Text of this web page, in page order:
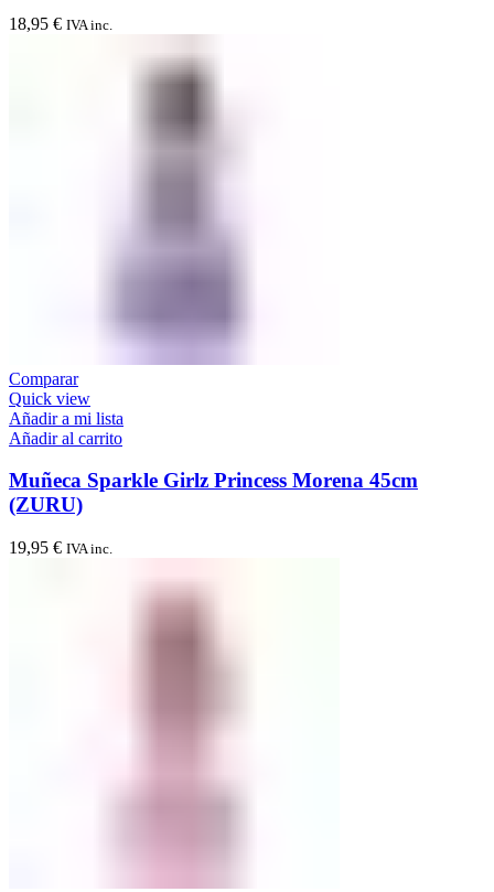
18,95 € IVA inc.
Comparar
Quick view
Añadir a mi lista
Añadir al carrito
Muñeca Sparkle Girlz Princess Morena 45cm
(ZURU)
19,95 € IVA inc.